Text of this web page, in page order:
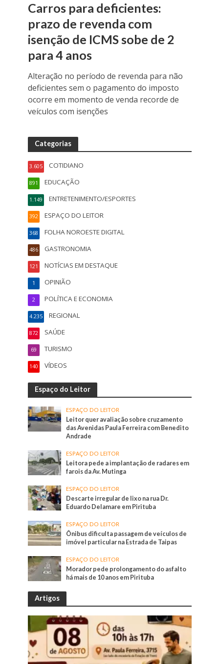
Carros para deficientes:
prazo de revenda com
isenção de ICMS sobe de 2
para 4 anos
Alteração no período de revenda para não
deficientes sem o pagamento do imposto
ocorre em momento de venda recorde de
veículos com isenções
Categorias
COTIDIANO
3.605
EDUCAÇÃO
891
ENTRETENIMENTO/ESPORTES
1.149
ESPAÇO DO LEITOR
392
FOLHA NOROESTE DIGITAL
368
GASTRONOMIA
486
NOTÍCIAS EM DESTAQUE
121
OPINIÃO
1
POLÍTICA E ECONOMIA
2
REGIONAL
4.235
SAÚDE
872
TURISMO
69
VÍDEOS
140
Espaço do Leitor
ESPAÇO DO LEITOR
Leitor quer avaliação sobre cruzamento
das Avenidas Paula Ferreira com Benedito
Andrade
ESPAÇO DO LEITOR
Leitora pede a implantação de radares em
farois da Av. Mutinga
ESPAÇO DO LEITOR
Descarte irregular de lixo na rua Dr.
Eduardo Delamare em Pirituba
ESPAÇO DO LEITOR
Ônibus dificulta passagem de veículos de
imóvel particular na Estrada de Taipas
ESPAÇO DO LEITOR
Morador pede prolongamento do asfalto
há mais de 10 anos em Pirituba
Artigos